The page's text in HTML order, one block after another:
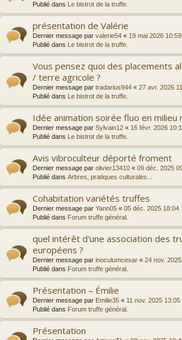
Publié dans
Le bistrot de la truffe.
présentation de Valérie
Dernier message par valerie54 « 19 mai 2026 10:59
Publié dans
Le bistrot de la truffe.
Vous pensez quoi des placements
/ terre agricole ?
Dernier message par tradarius944 « 27 avr. 2026
Publié dans
Le bistrot de la truffe.
Idée animation soirée fluo en milieu
Dernier message par Sylvain12 « 16 févr. 2026
Publié dans
Le bistrot de la truffe.
Avis vibroculteur déporté froment
Dernier message par olivier13410 « 09 déc. 2025
Publié dans Arbres, pratiques culturales...
Cohabitation variétés truffes
Dernier message par Yann05 « 05 déc. 2025 18:04
Publié dans Forum truffe général.
quel intérêt d'une association des
européens ?
Dernier message par inoculumcesar « 24 nov.
Publié dans Forum truffe général.
Présentation – Émilie
Dernier message par Emilie35 « 11 nov. 2025 13:05
Publié dans Forum truffe général.
Présentation